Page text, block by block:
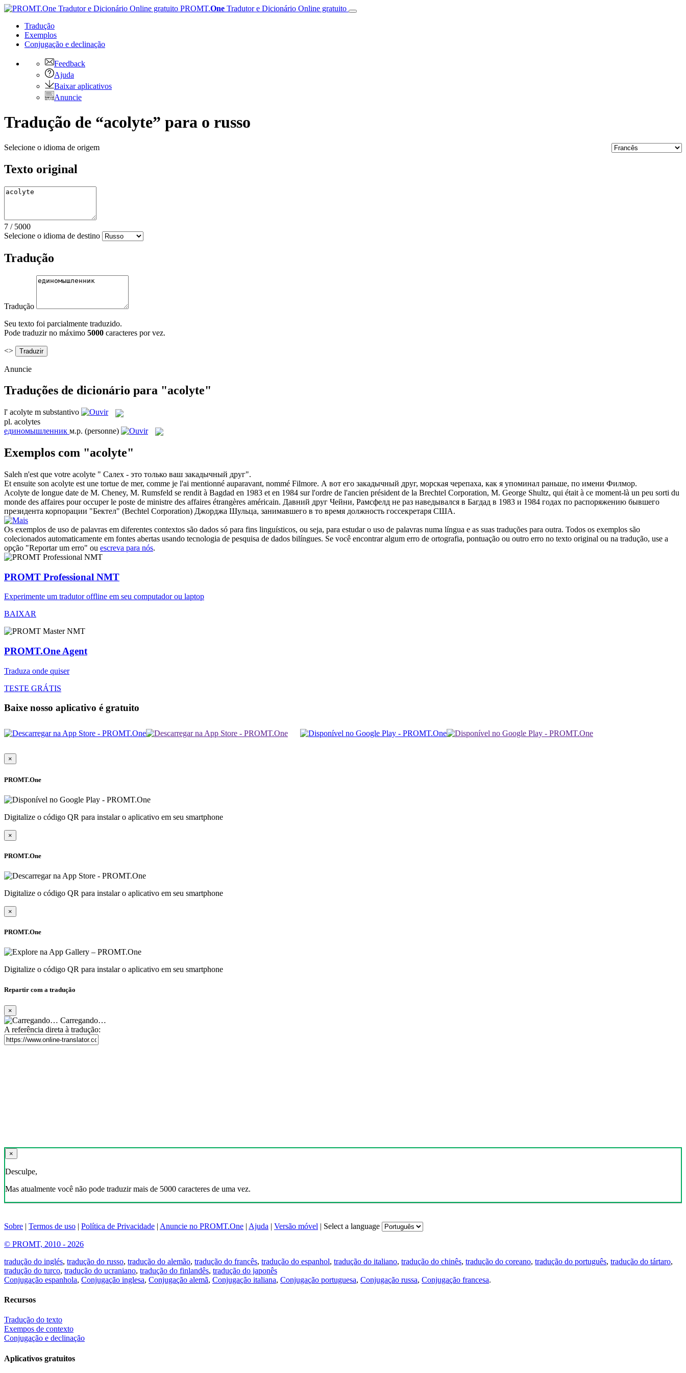
PROMT.One Tradutor e Dicionário Online gratuito
Tradução
Exemplos
Conjugação e declinação
Feedback
Ajuda
Baixar aplicativos
Anuncie
Tradução de “acolyte” para o russo
Selecione o idioma de origem
Texto original
7 / 5000
Selecione o idioma de destino
Tradução
Tradução
Seu texto foi parcialmente traduzido.
Pode traduzir no máximo 5000 caracteres por vez.
<>
Anuncie
Traduções de dicionário para "acolyte"
l' acolyte m substantivo
pl. acolytes
единомышленник м.р. (personne)
Exemplos com "acolyte"
Saleh n'est que votre acolyte " Салех - это только ваш закадычный друг".
Et ensuite son acolyte est une tortue de mer, comme je l'ai mentionné auparavant, nommé Filmore. А вот его закадычный друг, морская черепаха, как я упоминал раньше, по имени Филмор.
Acolyte de longue date de M. Cheney, M. Rumsfeld se rendit à Bagdad en 1983 et en 1984 sur l'ordre de l'ancien président de la Brechtel Corporation, M. George Shultz, qui était à ce moment-là un peu sorti du
monde des affaires pour occuper le poste de ministre des affaires étrangères américain. Давний друг Чейни, Рамсфелд не раз наведывался в Багдад в 1983 и 1984 годах по распоряжению бывшего
президента корпорации "Бектел" (Bechtel Corporation) Джорджа Шульца, занимавшего в то время должность госсекретаря США.
Os exemplos de uso de palavras em diferentes contextos são dados só para fins linguísticos, ou seja, para estudar o uso de palavras numa língua e as suas traduções para outra. Todos os exemplos são
colecionados automaticamente em fontes abertas usando tecnologia de pesquisa de dados bilíngues. Se você encontrar algum erro de ortografia, pontuação ou outro erro no texto original ou na tradução, use a
opção "Reportar um erro" ou escreva para nós.
PROMT Professional NMT
Experimente um tradutor offline em seu computador ou laptop
BAIXAR
PROMT.One Agent
Traduza onde quiser
TESTE GRÁTIS
Baixe nosso aplicativo é gratuito
×
PROMT.One
Digitalize o código QR para instalar o aplicativo em seu smartphone
×
PROMT.One
Digitalize o código QR para instalar o aplicativo em seu smartphone
×
PROMT.One
Digitalize o código QR para instalar o aplicativo em seu smartphone
Repartir com a tradução
×
Carregando…
A referência direta à tradução:
×
Desculpe,
Mas atualmente você não pode traduzir mais de 5000 caracteres de uma vez.
Sobre | Termos de uso | Política de Privacidade | Anuncie no PROMT.One | Ajuda | Versão móvel | Select a language
© PROMT, 2010 - 2026
tradução do inglés, tradução do russo, tradução do alemão, tradução do francês, tradução do espanhol, tradução do italiano, tradução do chinês, tradução do coreano, tradução do português, tradução do tártaro,
tradução do turco, tradução do ucraniano, tradução do finlandês, tradução do japonês
Conjugação espanhola, Conjugação inglesa, Conjugação alemã, Conjugação italiana, Conjugação portuguesa, Conjugação russa, Conjugação francesa.
Recursos
Tradução do texto
Exempos de contexto
Conjugação e declinação
Aplicativos gratuitos